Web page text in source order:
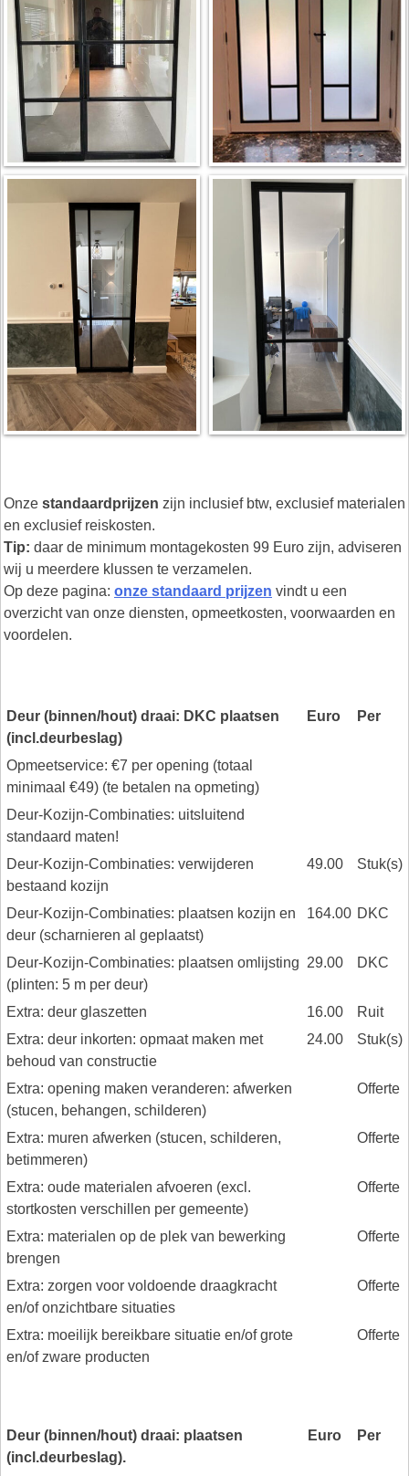
Onze standaardprijzen zijn inclusief btw, exclusief materialen
en exclusief reiskosten.
Tip: daar de minimum montagekosten 99 Euro zijn, adviseren
wij u meerdere klussen te verzamelen.
Op deze pagina: onze standaard prijzen vindt u een
overzicht van onze diensten, opmeetkosten, voorwaarden en
voordelen.
Deur (binnen/hout) draai: DKC plaatsen
(incl.deurbeslag)
Euro Per
Opmeetservice: €7 per opening (totaal
minimaal €49) (te betalen na opmeting)
Deur-Kozijn-Combinaties: uitsluitend
standaard maten!
Deur-Kozijn-Combinaties: verwijderen
bestaand kozijn
49.00 Stuk(s)
Deur-Kozijn-Combinaties: plaatsen kozijn en
deur (scharnieren al geplaatst)
164.00 DKC
Deur-Kozijn-Combinaties: plaatsen omlijsting
(plinten: 5 m per deur)
29.00 DKC
Extra: deur glaszetten 16.00
Ruit
Extra: deur inkorten: opmaat maken met
behoud van constructie
24.00 Stuk(s)
Extra: opening maken veranderen: afwerken
(stucen, behangen, schilderen)
Offerte
Extra: muren afwerken (stucen, schilderen,
betimmeren)
Offerte
Extra: oude materialen afvoeren (excl.
stortkosten verschillen per gemeente)
Offerte
Extra: materialen op de plek van bewerking
brengen
Offerte
Extra: zorgen voor voldoende draagkracht
en/of onzichtbare situaties
Offerte
Extra: moeilijk bereikbare situatie en/of grote
en/of zware producten
Offerte
Deur (binnen/hout) draai: plaatsen
(incl.deurbeslag).
Euro Per